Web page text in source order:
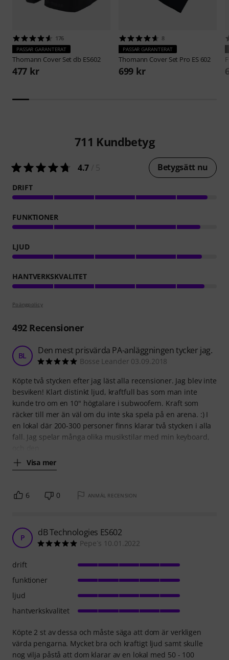
176
PASSAR GARANTERAT
Thomann Cover Set db ES602
477 kr
8
PASSAR GARANTERAT
Thomann Cover Set Pro ES 602
699 kr
711 Kundbetyg
4.7 Betygsätt nu
DRIFT
FUNKTIONER
LJUD
HANTVERKSKVALITET
Poängpolicy
492Recensioner
BL Den mest prisvärda PA-anläggningen tycker jag.
Bosse Leander 03.09.2018
Köpte två stycken efter jag läst alla recensioner. Jag blev inte
besviken! Klart distinkt ljud, kraftfull bas som man inte
kunde tro om en 10" högtalare i subwoofern. Kraft som
räcker till mer än väl om du inte ska spela på en arena. :) I
en lokal där 200-300 personer finns klarar två stycken i alla
fall. Jag spelar många olika musikstilar med min keyboard,
Visa mer
6 0 ANMÄL RECENSION
P dB Technologies ES602
Pepe´s 10.01.2022
Köpte 2 st av dessa och måste säga att dom är verkligen
värda pengarna. Mycket bra och kraftigt ljud samt skulle
nog vilja påstå att dom klarar av en lokal med 50 - 100
drift
funktioner
ljud
hantverkskvalitet